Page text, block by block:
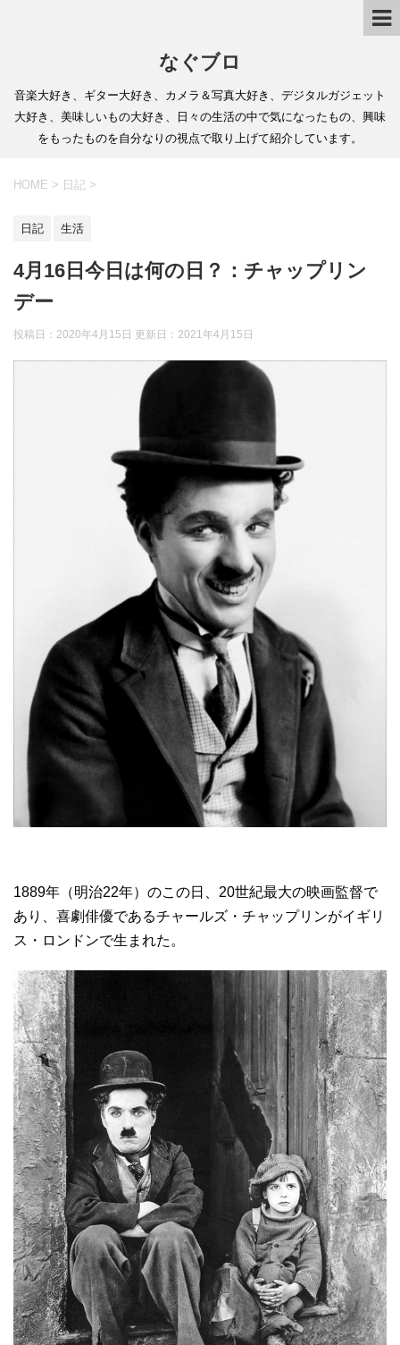
なぐブロ
音楽大好き、ギター大好き、カメラ＆写真大好き、デジタルガジェット
大好き、美味しいもの大好き、日々の生活の中で気になったもの、興味
をもったものを自分なりの視点で取り上げて紹介しています。
HOME > 日記 >
日記 生活
4月16日今日は何の日？：チャップリン
デー
投稿日：2020年4月15日 更新日： 2021年4月15日
1889年（明治22年）のこの日、20世紀最大の映画監督で
あり、喜劇俳優であるチャールズ・チャップリンがイギリ
ス・ロンドンで生まれた。